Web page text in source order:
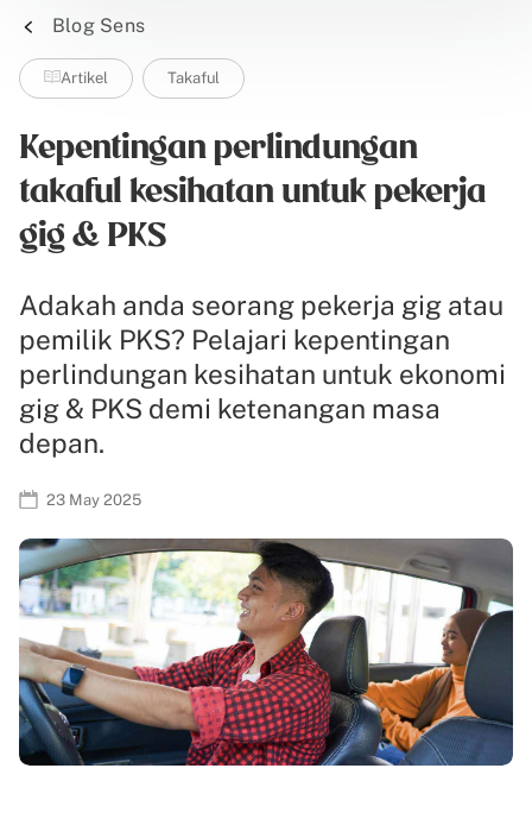
Blog Sens
Artikel Takaful
Kepentingan perlindungan
takaful kesihatan untuk pekerja
gig & PKS
Adakah anda seorang pekerja gig atau
pemilik PKS? Pelajari kepentingan
perlindungan kesihatan untuk ekonomi
gig & PKS demi ketenangan masa
depan.
23 May 2025